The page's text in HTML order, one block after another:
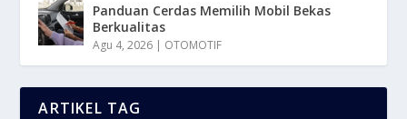
Panduan Cerdas Memilih Mobil Bekas
Berkualitas
Agu 4, 2026 | OTOMOTIF
ARTIKEL TAG